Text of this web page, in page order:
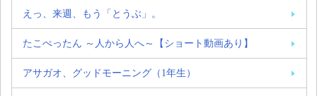
えっ、来週、もう「とうぶ」。
たこぺったん ～人から人へ～【ショート動画あり】
アサガオ、グッドモーニング（1年生）